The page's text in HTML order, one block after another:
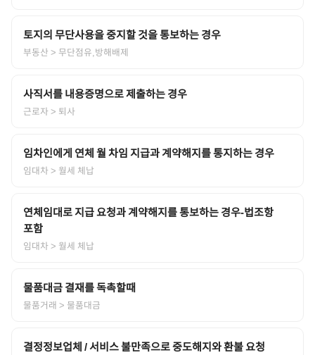
토지의 무단사용을 중지할 것을 통보하는 경우
부동산 > 무단점유,방해배제
사직서를 내용증명으로 제출하는 경우
근로자> 퇴사
임차인에게 연체 월 차임 지급과 계약해지를 통지하는 경우
임대차> 월세 체납
연체임대로 지급 요청과 계약해지를 통보하는 경우-법조항
포함
임대차> 월세 체납
물품대금 결재를 독촉할때
물품거래 > 물품대금
결정정보업체 / 서비스 불만족으로 중도해지와 환불 요청